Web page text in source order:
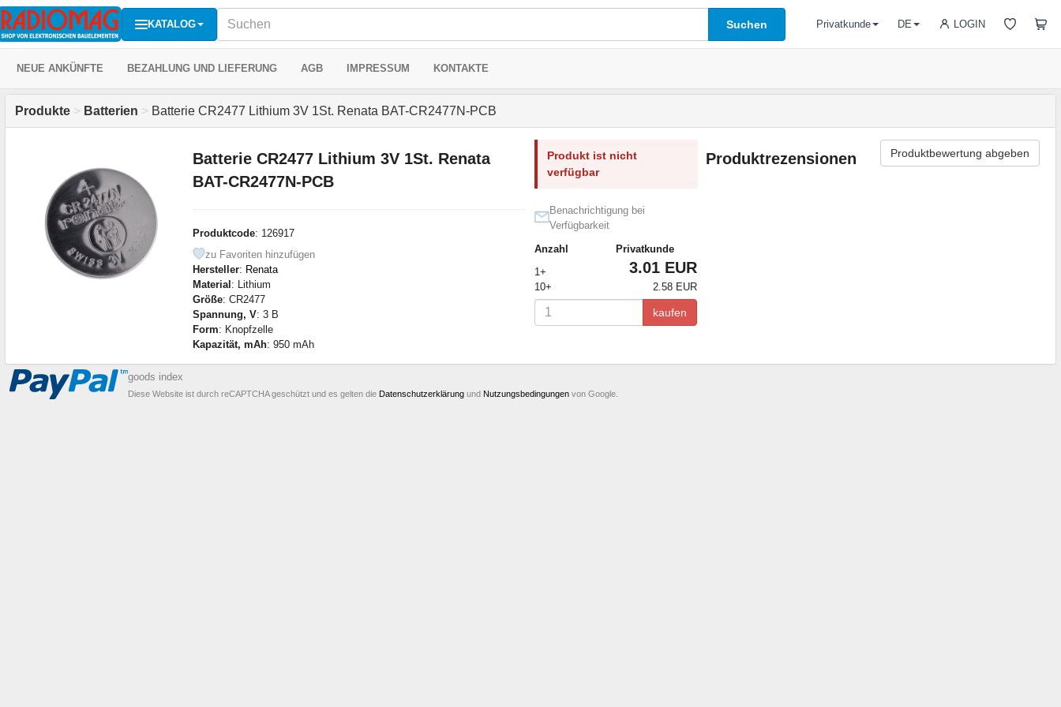
KATALOG Suchen LOGIN
Privatkunde DE
NEUE ANKÜNFTE BEZAHLUNG UND LIEFERUNG AGB IMPRESSUM KONTAKTE
Produkte > Batterien > Batterie CR2477 Lithium 3V 1St. Renata BAT-CR2477N-PCB
Batterie CR2477 Lithium 3V 1St. Renata
BAT-CR2477N-PCB
Produktcode: 126917
zu Favoriten hinzufügen
Hersteller: Renata
Material : Lithium
Größe: CR2477
Spannung, V: 3 В
Form: Knopfzelle
Kapazität, mAh: 950 mAh
Produkt ist nicht
verfügbar
Benachrichtigung bei
Verfügbarkeit
Anzahl
Privatkunde
1+
3.01 EUR
10+ 2.58 EUR
kaufen
Produktrezensionen Produktbewertung abgeben
goods index
Diese Website ist durch reCAPTCHA geschützt und es gelten die Datenschutzerklärung und Nutzungsbedingungen von Google.